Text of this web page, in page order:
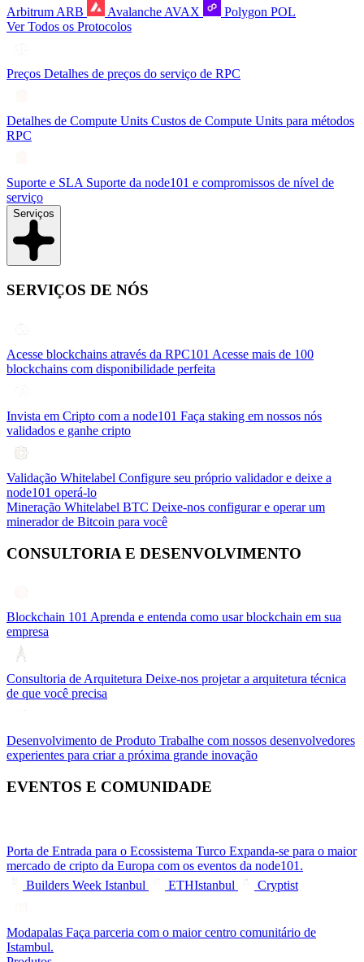
Arbitrum ARB Avalanche AVAX Polygon POL
Ver Todos os Protocolos
Preços Detalhes de preços do serviço de RPC
Detalhes de Compute Units Custos de Compute Units para métodos
RPC
Suporte e SLA Suporte da node101 e compromissos de nível de
serviço
Serviços
SERVIÇOS DE NÓS
Acesse blockchains através da RPC101 Acesse mais de 100
blockchains com disponibilidade perfeita
Invista em Cripto com a node101 Faça staking em nossos nós
validados e ganhe cripto
Validação Whitelabel Configure seu próprio validador e deixe a
node101 operá-lo
Mineração Whitelabel BTC Deixe-nos configurar e operar um
minerador de Bitcoin para você
CONSULTORIA E DESENVOLVIMENTO
Blockchain 101 Aprenda e entenda como usar blockchain em sua
empresa
Consultoria de Arquitetura Deixe-nos projetar a arquitetura técnica
de que você precisa
Desenvolvimento de Produto Trabalhe com nossos desenvolvedores
experientes para criar a próxima grande inovação
EVENTOS E COMUNIDADE
Porta de Entrada para o Ecossistema Turco Expanda-se para o maior
mercado de cripto da Europa com os eventos da node101.
Builders Week Istanbul
ETHIstanbul Cryptist
Modapalas Faça parceria com o maior centro comunitário de
Istambul.